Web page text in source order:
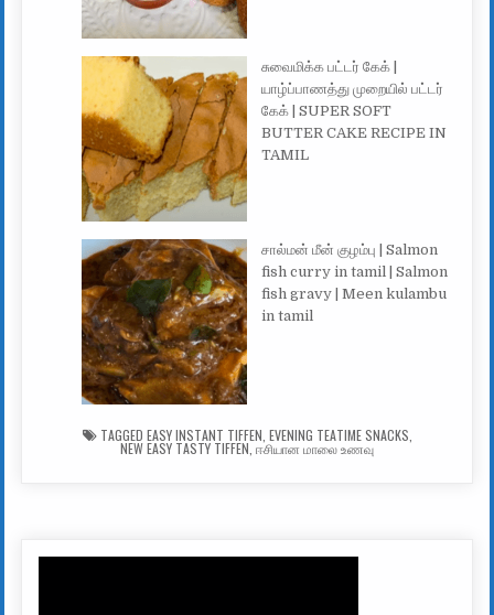
சுவைமிக்க பட்டர் கேக் |
யாழ்ப்பாணத்து முறையில் பட்டர்
கேக் | SUPER SOFT
BUTTER CAKE RECIPE IN
TAMIL
சால்மன் மீன் குழம்பு | Salmon
fish curry in tamil | Salmon
fish gravy | Meen kulambu
in tamil
TAGGED EASY INSTANT TIFFEN EVENING TEATIME SNACKS
NEW EASY TASTY TIFFEN ஈசியான மாலை உணவு